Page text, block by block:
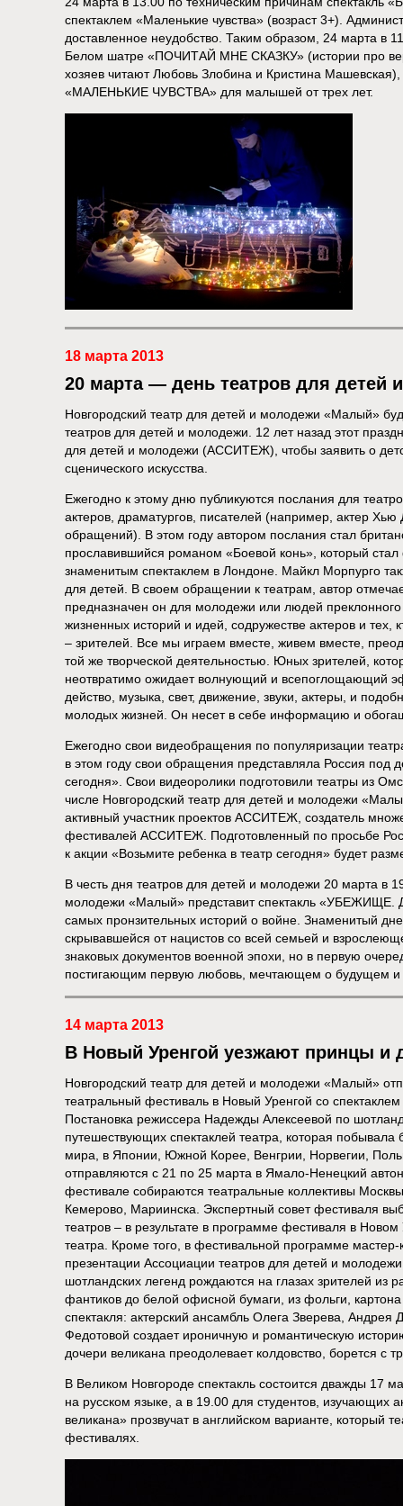
спектаклем «Маленькие чувства» (возраст 3+).
доставленное неудобство. Таким образом, 24 марта в
Белом шатре «ПОЧИТАЙ МНЕ СКАЗКУ» (истории про
хозяев читают Любовь Злобина и Кристина Машевская),
«МАЛЕНЬКИЕ ЧУВСТВА» для малышей от трех лет.
18 марта 2013
20 марта — день театров для детей
Новгородский театр для детей и молодежи «Малый»
театров для детей и молодежи. 12 лет назад этот
для детей и молодежи (АССИТЕЖ), чтобы заявить о
сценического искусства.
Ежегодно к этому дню публикуются послания для
актеров, драматургов, писателей (например, актер
обращений). В этом году автором послания стал
прославившийся романом «Боевой конь», который
знаменитым спектаклем в Лондоне. Майкл Морпурго
для детей. В своем обращении к театрам, автор
предназначен он для молодежи или людей преклонного
жизненных историй и идей, содружестве актеров и тех,
– зрителей. Все мы играем вместе, живем вместе,
той же творческой деятельностью. Юных зрителей,
неотвратимо ожидает волнующий и всепоглощающий
действо, музыка, свет, движение, звуки, актеры, и
молодых жизней. Он несет в себе информацию и
Ежегодно свои видеобращения по популяризации
в этом году свои обращения представляла Россия под
сегодня». Свои видеоролики подготовили театры из
числе Новгородский театр для детей и молодежи
активный участник проектов АССИТЕЖ, создатель
фестивалей АССИТЕЖ. Подготовленный по просьбе
к акции «Возьмите ребенка в театр сегодня» будет
В честь дня театров для детей и молодежи 20 марта в
молодежи «Малый» представит спектакль
самых пронзительных историй о войне. Знаменитый
скрывавшейся от нацистов со всей семьей и
знаковых документов военной эпохи, но в первую
постигающим первую любовь, мечтающем о будущем
14 марта 2013
В Новый Уренгой уезжают принцы и
Новгородский театр для детей и молодежи «Малый»
театральный фестиваль в Новый Уренгой со
Постановка режиссера Надежды Алексеевой по
путешествующих спектаклей театра, которая
мира, в Японии, Южной Корее, Венгрии, Норвегии,
отправляются с 21 по 25 марта в Ямало-Ненецкий
фестивале собираются театральные коллективы
Кемерово, Мариинска. Экспертный совет фестиваля
театров – в результате в программе фестиваля в
театра. Кроме того, в фестивальной программе
презентации Ассоциации театров для детей и
шотландских легенд рождаются на глазах зрителей из
фантиков до белой офисной бумаги, из фольги,
спектакля: актерский ансамбль Олега Зверева,
Федотовой создает ироничную и романтическую
дочери великана преодолевает колдовство, борется с
В Великом Новгороде спектакль состоится дважды 17
на русском языке, а в 19.00 для студентов, изучающих
великана» прозвучат в английском варианте, который
фестивалях.